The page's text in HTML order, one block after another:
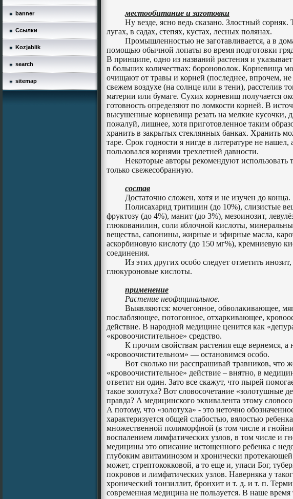
banner
Ссылки
Kozjablik
search
sitemap
местообитание и заготовки
Ну везде, ясно ведь сказано. Злостный сорняк.
лугах, в садах, степях, кустах, лесных полянах.
Промышленностью не заготавливается, а в
помощью обычной лопаты во время подготовки
В принципе, одно из названий растения и указывает
в больших количествах: бороноволок. Корневища
очищают от травы и корней (последнее, впрочем, не
свежем воздухе (на солнце или в тени), расстелив
материи или бумаге. Сухих корневищ получается
готовность определяют по ломкости корней. В
высушенные корневища резать на мелкие кусочки,
пожалуй, лишнее, хотя приготовленное таким
хранить в закрытых стеклянных банках. Хранить
таре. Срок годности я нигде в литературе не
пользовался корнями трехлетней давности.
Некоторые авторы рекомендуют использовать
только свежесобранную.
состав
Достаточно сложен, хотя и не изучен до конца.
Полисахарид тритицин (до 10%), слизистые
фруктозу (до 4%), манит (до 3%), мезоинозит,
глюкованилин, соли яблочной кислоты,
вещества, сапонины, жирные и эфирные масла,
аскорбиновую кислоту (до 150 мг%), кремниевую
соединения.
Из этих других особо следует отметить
глюкуроновые кислоты.
применение
Растение неофицинальное.
Выявляются: мочегонное, обволакивающее,
послабляющее, потогонное, отхаркивающее,
действие. В народной медицине ценится как
«кровоочистительное» средство.
К прочим свойствам растения еще вернемся, а
«кровоочистительном» — остановимся особо.
Вот сколько ни расспрашивай травников, что
«кровоочистительное» действие – внятно, в
ответит ни один. Зато все скажут, что пырей
такое золотуха? Вот словосочетание «золотушные
правда? А медицинского эквивалента этому
А потому, что «золотуха» - это неточно
характеризуется общей слабостью, вялостью
множественной полиморфной (в том числе и
воспалением лимфатических узлов, в том числе и
медицины это описание истощенного ребенка с
глубоким авитаминозом и хронически
может, стрептококковой, а то еще и, упаси Бог,
покровов и лимфатических узлов. Наверняка у
хронический тонзиллит, бронхит и т. д. и т. п.
современная медицина не пользуется. В наше